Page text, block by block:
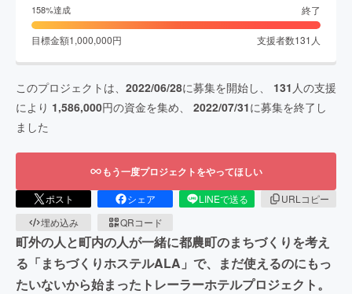
158%達成 終了
目標金額1,000,000円 支援者数131 人
このプロジェクトは、 2022/06/28に募集を開始し、 131 人の支援
により 1,586,000円の資金を集め、 2022/07/31に募集を終了し
ました
もう一度プロジェクトをやってほしい
ポスト シェア LINEで送る
URLコピー
埋め込み
QRコード
町外の人と町内の人が一緒に都農町のまちづくりを考え
る「まちづくりホステルALA」で、まだ使えるのにもっ
たいないから始まったトレーラーホテルプロジェクト。